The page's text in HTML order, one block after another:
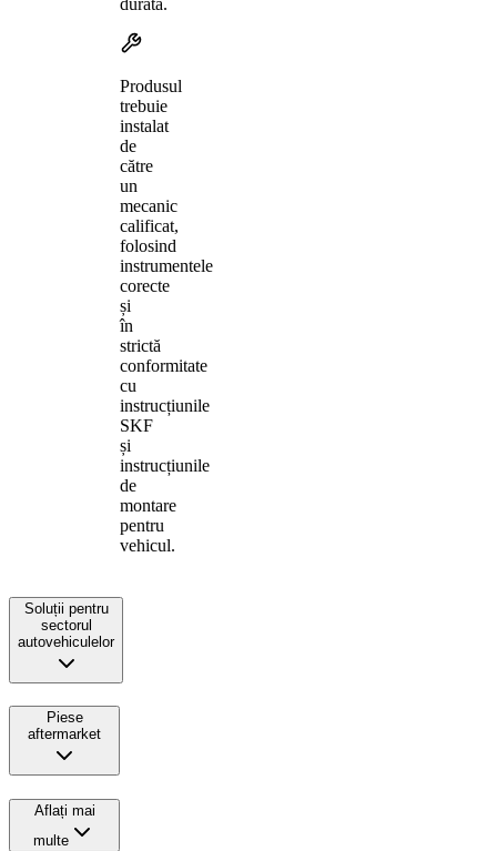
Produsul
trebuie
instalat
de
către
un
mecanic
calificat,
folosind
instrumentele
corecte
și
în
strictă
conformitate
cu
instrucțiunile
SKF
și
instrucțiunile
de
montare
pentru
vehicul.
Soluții pentru
sectorul
autovehiculelor
Piese
aftermarket
Aflați mai
multe